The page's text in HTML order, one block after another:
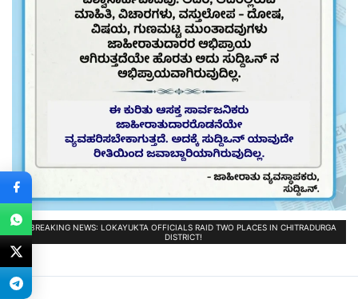
BREAKING NEWS: LOKAYUKTA OFFICIALS RAID TWO PLACES IN CHITRADURGA
DISTRICT!